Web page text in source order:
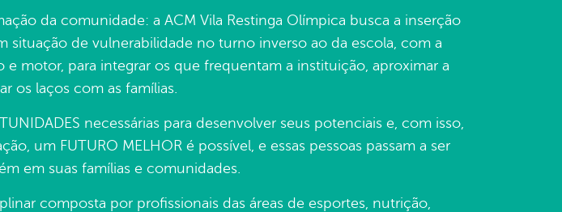
da comunidade: a ACM Vila Restinga Olímpica busca a inserção
de vulnerabilidade no turno inverso ao da escola, com a
motor, para integrar os que frequentam a instituição, aproximar a
os laços com as famílias.
necessárias para desenvolver seus potenciais e, com isso,
um FUTURO MELHOR é possível, e essas pessoas passam a ser
em suas famílias e comunidades.
composta por profissionais das áreas de esportes, nutrição,